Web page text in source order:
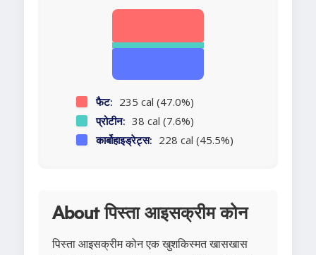
फैट: 235 cal (47.0%)
प्रोटीन: 38 cal (7.6%)
कार्बोहाइड्रेट्स: 228 cal (45.5%)
About पिस्ता आइसक्रीम कोन
पिस्ता आइसक्रीम कोन एक खुशकिस्मत खासखास